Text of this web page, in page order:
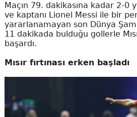
Maçın 79. dakikasına kadar 2-0
ve kaptanı Lionel Messi ile bir
yararlanamayan son Dünya
11 dakikada bulduğu gollerle
başardı.
Mısır fırtınası erken başladı